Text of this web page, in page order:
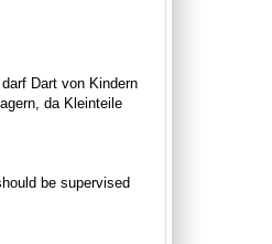
Dart von Kindern
da Kleinteile
be supervised